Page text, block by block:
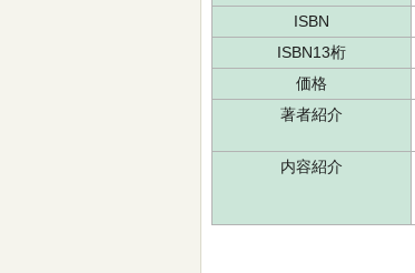
ISBN
ISBN13桁
価格
著者紹介
内容紹介